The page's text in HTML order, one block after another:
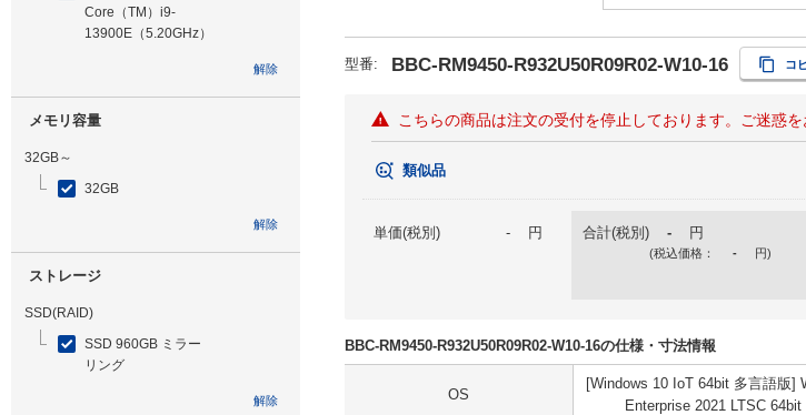
Core（TM）i9-
13900E（5.20GHz）
解除
メモリ容量
32GB～
32GB
解除
ストレージ
SSD(RAID)
SSD 960GB ミラー
リング
解除
型番: BBC-RM9450-R932U50R09R02-W10-16 コ
こちらの商品は注文の受付を停止しております。ご迷惑
類似品
単価(税別) - 円 合計(税別) - 円
(税込価格： - 円)
BBC-RM9450-R932U50R09R02-W10-16の仕様・寸法情報
OS
[Windows 10 IoT 64bit 多言語版]
Enterprise 2021 LTSC 64bit